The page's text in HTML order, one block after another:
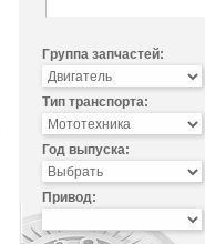
Группа запчастей:
Тип транспорта:
Год выпуска:
Привод: